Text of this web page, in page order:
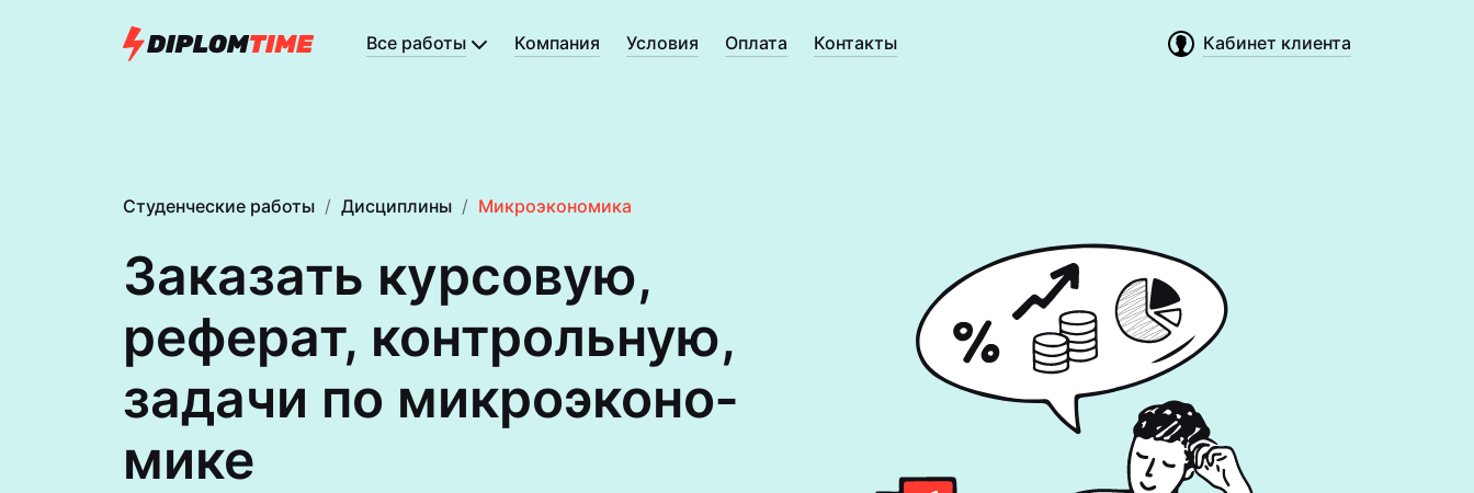
Все работы Компания Условия Оплата Контакты Кабинет клиента
Студенческие работы Дисциплины Микроэкономика
Заказать курсовую,
реферат, контрольную,
задачи по микроэконо­
мике